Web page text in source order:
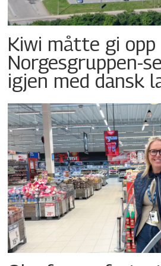
Kiwi måtte gi opp
Norgesgruppen-
igjen med dansk